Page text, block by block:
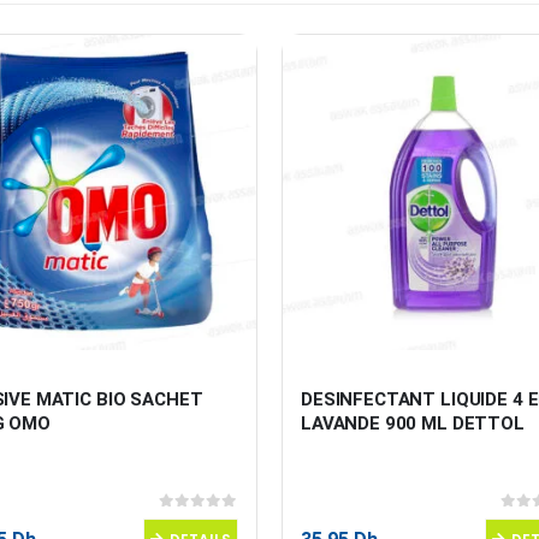
MATIC BIO SACHET
OMO
0sur 5
DESINFECTANT LIQUIDE 4
LAVANDE 900 ML DETTOL
0sur